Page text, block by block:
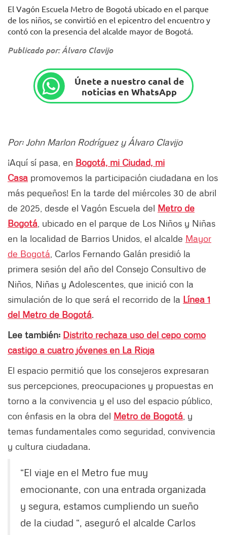
El Vagón Escuela Metro de Bogotá ubicado en el parque
de los niños, se convirtió en el epicentro del encuentro y
contó con la presencia del alcalde mayor de Bogotá.
Publicado por: Álvaro Clavijo
Únete a nuestro canal de
noticias en WhatsApp
Por: John Marlon Rodríguez y Álvaro Clavijo
¡Aquí sí pasa, en Bogotá, mi Ciudad, mi
Casa promovemos la participación ciudadana en los
más pequeños! En la tarde del miércoles 30 de abril
de 2025, desde el Vagón Escuela del Metro de
Bogotá , ubicado en el parque de Los Niños y Niñas
en la localidad de Barrios Unidos, el alcalde Mayor
de Bogotá , Carlos Fernando Galán presidió la
primera sesión del año del Consejo Consultivo de
Niños, Niñas y Adolescentes, que inició con la
simulación de lo que será el recorrido de la Línea 1
del Metro de Bogotá.
Lee también: Distrito rechaza uso del cepo como
castigo a cuatro jóvenes en La Rioja
El espacio permitió que los consejeros expresaran
sus percepciones, preocupaciones y propuestas en
torno a la convivencia y el uso del espacio público,
con énfasis en la obra del Metro de Bogotá , y
temas fundamentales como seguridad, convivencia
y cultura ciudadana.
“El viaje en el Metro fue muy
emocionante, con una entrada organizada
y segura, estamos cumpliendo un sueño
de la ciudad “, aseguró el alcalde Carlos